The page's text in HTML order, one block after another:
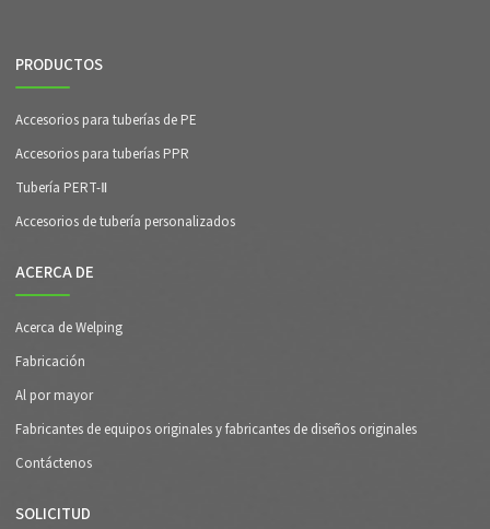
PRODUCTOS
Accesorios para tuberías de PE
Accesorios para tuberías PPR
Tubería PERT-Ⅱ
Accesorios de tubería personalizados
ACERCA DE
Acerca de Welping
Fabricación
Al por mayor
Fabricantes de equipos originales y fabricantes de diseños originales
Contáctenos
SOLICITUD